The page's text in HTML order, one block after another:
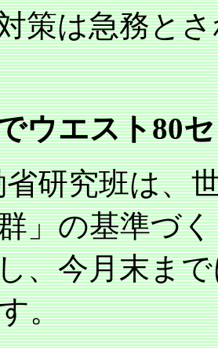
策は急務と
ウエスト80
研究班は、
」の基準づ
、今月末ま
。